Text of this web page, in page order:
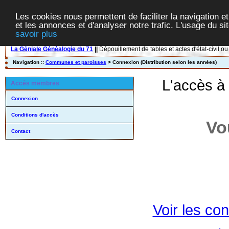
Les cookies nous permettent de faciliter la navigation
et les annonces et d'analyser notre trafic. L'usage du
savoir plus
La Géniale Généalogie du 71 Dépouillement de tables et actes d'état-civil
Navigation :: Communes et paroisses > Connexion (Distribution selon les années)
Accès membres
Connexion
Conditions d'accès
Contact
L'accès
Voir les